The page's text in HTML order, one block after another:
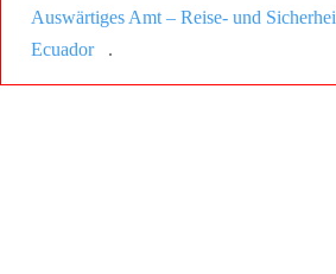
Auswärtiges Amt – Reise- und
Ecuador
.